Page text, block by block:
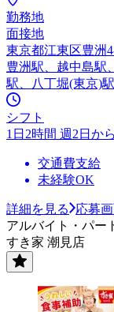
勤務地
面接地
東京都江東区豊洲
豊洲駅、越中島駅
駅、八丁堀(東京)
シフト
1日2時間 週2日か
交通費支給
未経験OK
詳細を見る
応募
アルバイト・パー
すき家 潮見店